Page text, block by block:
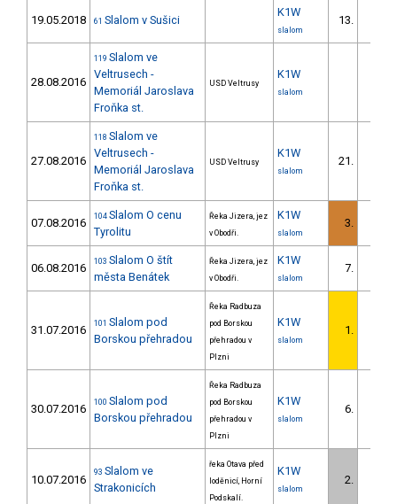
19.05.2018 61 Slalom v Sušici
K1W
slalom
13.
28.08.2016
119 Slalom ve
Veltrusech -
Memoriál Jaroslava
Froňka st.
USD Veltrusy
K1W
slalom
27.08.2016
118 Slalom ve
Veltrusech -
Memoriál Jaroslava
Froňka st.
USD Veltrusy
K1W
slalom
21.
07.08.2016 104 Slalom O cenu
Tyrolitu
Řeka Jizera, jez
v Obodři.
K1W
slalom
3.
06.08.2016 103 Slalom O štít
města Benátek
Řeka Jizera, jez
v Obodři.
K1W
slalom
7.
31.07.2016 101 Slalom pod
Borskou přehradou
Řeka Radbuza
pod Borskou
přehradou v
Plzni
K1W
slalom
1.
30.07.2016 100 Slalom pod
Borskou přehradou
Řeka Radbuza
pod Borskou
přehradou v
Plzni
K1W
slalom
6.
10.07.2016
93 Slalom ve
Strakonicích
řeka Otava před
loděnicí, Horní
Podskalí.
K1W
slalom
2.